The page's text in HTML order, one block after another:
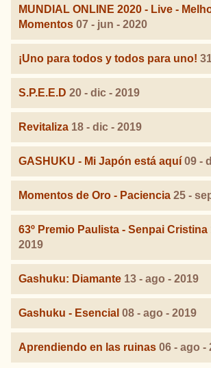
MUNDIAL ONLINE 2020 - Live -
Momentos 07 - jun - 2020
¡Uno para todos y todos para uno!
S.P.E.E.D 20 - dic - 2019
Revitaliza 18 - dic - 2019
GASHUKU - Mi Japón está aquí 09 -
Momentos de Oro - Paciencia 25 -
63º Premio Paulista - Senpai Cristina
2019
Gashuku: Diamante 13 - ago - 2019
Gashuku - Esencial 08 - ago - 2019
Aprendiendo en las ruinas 06 - ago -